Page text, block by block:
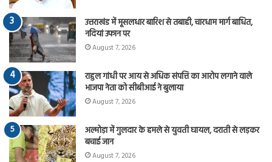
उत्तराखंड में मूसलधार बारिश से तबाही, चारधाम मार्ग बाधित,
नदियां उफान पर
August 7, 2026
राहुल गांधी पर आय से अधिक संपत्ति का आरोप लगाने वाले
भाजपा नेता को सीबीआई ने बुलाया
August 7, 2026
अल्मोड़ा में गुलदार के हमले से युवती घायल, दराती से लड़कर
बचाई जान
August 7, 2026